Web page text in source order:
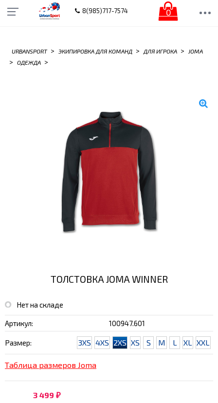
8(985)717-7574 0
URBANSPORT > ЭКИПИРОВКА ДЛЯ КОМАНД > ДЛЯ ИГРОКА > JOMA
> ОДЕЖДА >
ТОЛСТОВКА JOMA WINNER
Нет на складе
Артикул: 100947.601
Размер: 3XS 4XS 2XS XS S M L XL XXL
Таблица размеров Joma
3 499₽